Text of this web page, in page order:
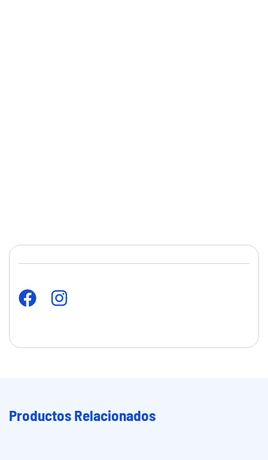
Productos Relacionados